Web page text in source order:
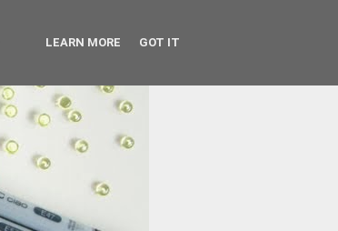
LEARN MORE GOT IT